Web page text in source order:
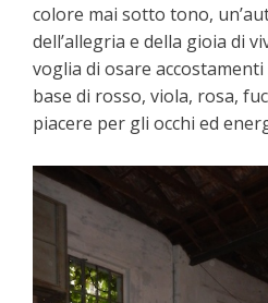
colore mai sotto tono,
dell’allegria e della gioia di
voglia di osare
base di rosso, viola, rosa,
piacere per gli occhi ed